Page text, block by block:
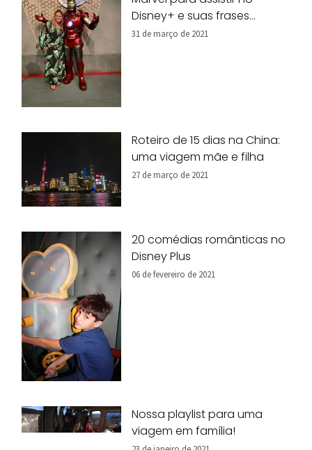
Disney+ e suas frases
marcantes
31 de março de 2021
Roteiro de 15 dias na China:
uma viagem mãe e filha
27 de março de 2021
20 comédias românticas no
Disney Plus
06 de fevereiro de 2021
Nossa playlist para uma
viagem em família!